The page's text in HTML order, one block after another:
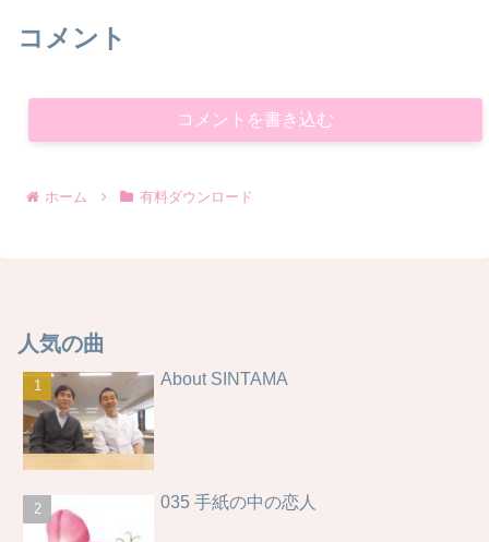
コメント
コメントを書き込む
ホーム 有料ダウンロード
人気の曲
About SINTAMA
035 手紙の中の恋人